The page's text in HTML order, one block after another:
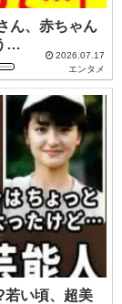
ん、赤ちゃん
…
2026.07.17
エンタメ
若い頃、超美